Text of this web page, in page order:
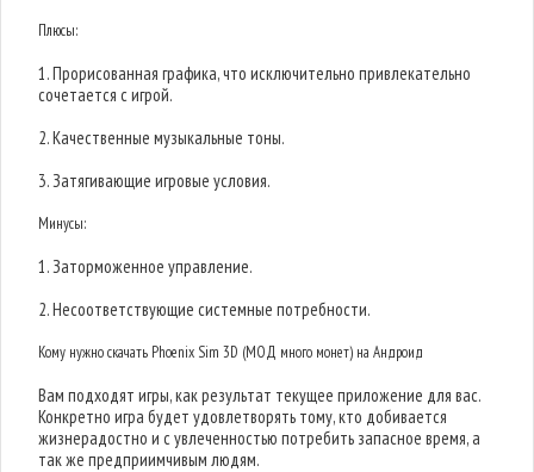
Плюсы:
1. Прорисованная графика, что исключительно привлекательно
сочетается с игрой.
2. Качественные музыкальные тоны.
3. Затягивающие игровые условия.
Минусы:
1. Заторможенное управление.
2. Несоответствующие системные потребности.
Кому нужно скачать Phoenix Sim 3D (МОД много монет) на Андроид
Вам подходят игры, как результат текущее приложение для вас.
Конкретно игра будет удовлетворять тому, кто добивается
жизнерадостно и с увлеченностью потребить запасное время, а
так же предприимчивым людям.